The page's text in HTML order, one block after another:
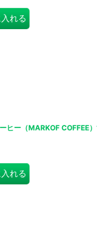
れる
ヒー（MARKOF COFFEE
れる